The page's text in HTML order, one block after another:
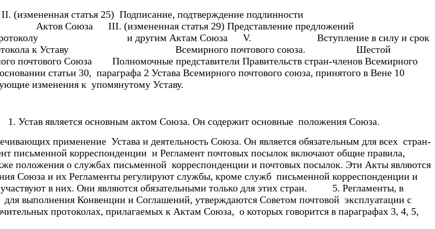
II. (измененная статья 25) Подписание, подтверждение подлинности
Союза III. (измененная статья 29) Представление предложений
протоколу и другим Актам Союза V. Вступление в силу и срок
к Уставу Всемирного почтового союза. Шестой
Союза Полномочные представители Правительств стран-членов Всемирного
статьи 30, параграфа 2 Устава Всемирного почтового союза, принятого в Вене 10
изменения к упомянутому Уставу.
является основным актом Союза. Он содержит основные положения Союза.
применение Устава и деятельность Союза. Он является обязательным для всех стран-
корреспонденции и Регламент почтовых посылок включают общие правила,
положения о службах письменной корреспонденции и почтовых посылок. Эти Акты являются
Союза и их Регламенты регулируют службы, кроме служб письменной корреспонденции и
в них. Они являются обязательными только для этих стран. 5. Регламенты, в
выполнения Конвенции и Соглашений, утверждаются Советом почтовой эксплуатации с
протоколах, прилагаемых к Актам Союза, о которых говорится в параграфах 3, 4, 5,